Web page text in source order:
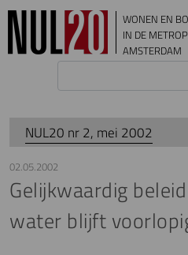
Overslaan en naar de inhoud gaan
WONEN EN
IN DE
AMSTERDAM
NUL20 nr 2, mei 2002
02.05.2002
Gelijkwaardig
water blijft